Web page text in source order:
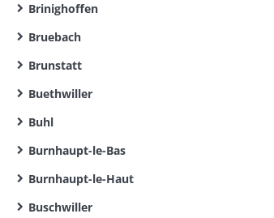
Brinighoffen
Bruebach
Brunstatt
Buethwiller
Buhl
Burnhaupt-le-Bas
Burnhaupt-le-Haut
Buschwiller